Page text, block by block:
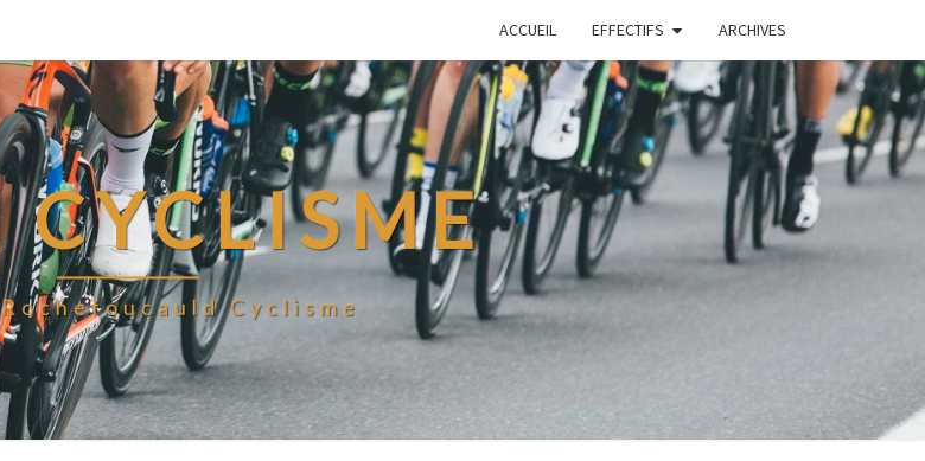
ACCUEIL EFFECTIFS ARCHIVES
CYCLISME
Cyclisme